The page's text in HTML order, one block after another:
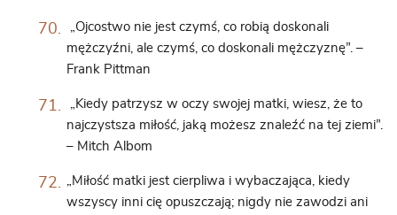
„Ojcostwo nie jest czymś, co robią doskonali
mężczyźni, ale czymś, co doskonali mężczyznę”. –
Frank Pittman
„Kiedy patrzysz w oczy swojej matki, wiesz, że to
najczystsza miłość, jaką możesz znaleźć na tej ziemi”.
– Mitch Albom
„Miłość matki jest cierpliwa i wybaczająca, kiedy
wszyscy inni cię opuszczają; nigdy nie zawodzi ani